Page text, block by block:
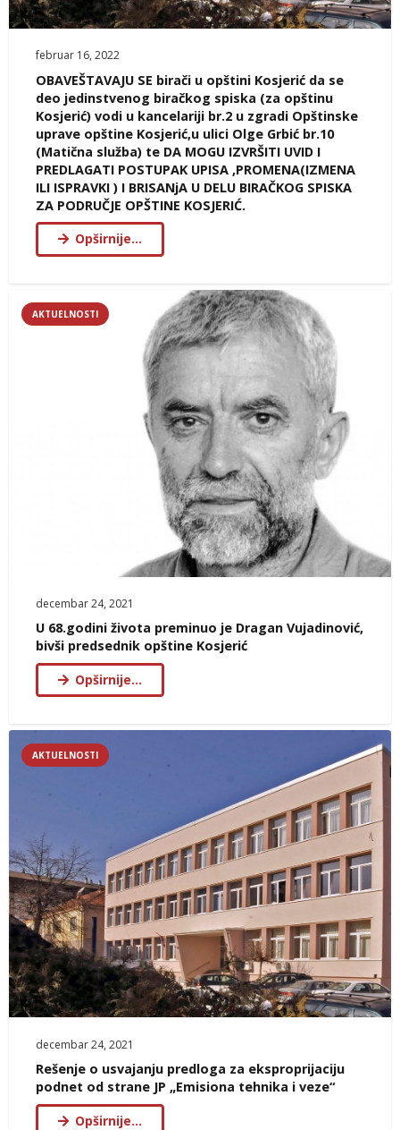
februar 16, 2022
OBAVEŠTAVAJU SE birači u opštini Kosjerić da se
deo jedinstvenog biračkog spiska (za opštinu
Kosjerić) vodi u kancelariji br.2 u zgradi Opštinske
uprave opštine Kosjerić,u ulici Olge Grbić br.10
(Matična služba) te DA MOGU IZVRŠITI UVID I
PREDLAGATI POSTUPAK UPISA ,PROMENA(IZMENA
ILI ISPRAVKI ) I BRISANjA U DELU BIRAČKOG SPISKA
ZA PODRUČJE OPŠTINE KOSJERIĆ.
Opširnije…
AKTUELNOSTI
decembar 24, 2021
U 68.godini života preminuo je Dragan Vujadinović,
bivši predsednik opštine Kosjerić
Opširnije…
AKTUELNOSTI
decembar 24, 2021
Rešenje o usvajanju predloga za eksproprijaciju
podnet od strane JP „Emisiona tehnika i veze“
Opširnije…